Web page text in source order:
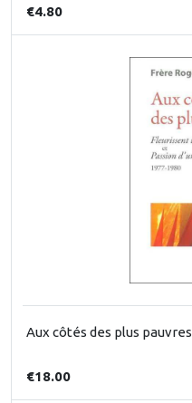
€4.80
Aux côtés des plus pauvres
€18.00